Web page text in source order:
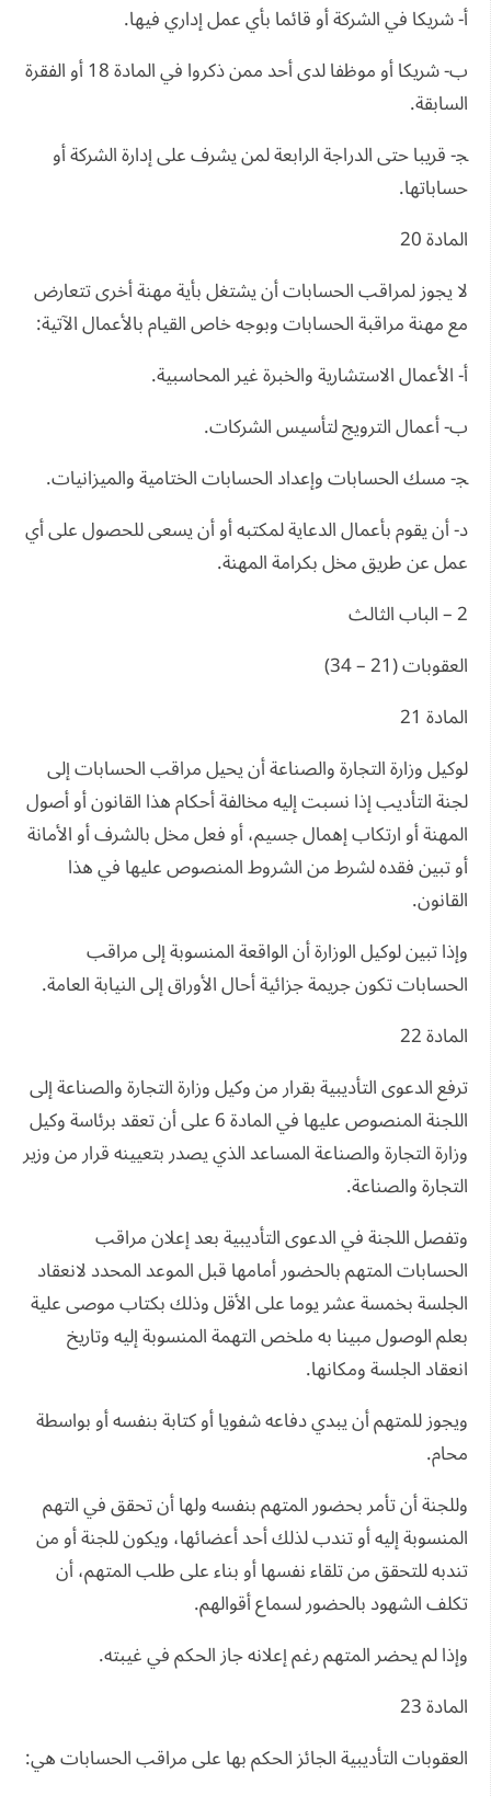
أ- شريكا في الشركة أو قائما بأي عمل إداري فيها.
ب- شريكا أو موظفا لدى أحد ممن ذكروا في المادة 18 أو الفقرة
السابقة.
ﺠ- قريبا حتى الدراجة الرابعة لمن يشرف على إدارة الشركة أو
حساباتها.
المادة 20
لا يجوز لمراقب الحسابات أن يشتغل بأية مهنة أخرى تتعارض
مع مهنة مراقبة الحسابات وبوجه خاص القيام بالأعمال الآتية:
أ- الأعمال الاستشارية والخبرة غير المحاسبية.
ب- أعمال الترويج لتأسيس الشركات.
ﺠ- مسك الحسابات وإعداد الحسابات الختامية والميزانيات.
د- أن يقوم بأعمال الدعاية لمكتبه أو أن يسعى للحصول على أي
عمل عن طريق مخل بكرامة المهنة.
2 – الباب الثالث
العقوبات (21 – 34)
المادة 21
لوكيل وزارة التجارة والصناعة أن يحيل مراقب الحسابات إلى
لجنة التأديب إذا نسبت إليه مخالفة أحكام هذا القانون أو أصول
المهنة أو ارتكاب إهمال جسيم، أو فعل مخل بالشرف أو الأمانة
أو تبين فقده لشرط من الشروط المنصوص عليها في هذا
القانون.
وإذا تبين لوكيل الوزارة أن الواقعة المنسوبة إلى مراقب
الحسابات تكون جريمة جزائية أحال الأوراق إلى النيابة العامة.
المادة 22
ترفع الدعوى التأديبية بقرار من وكيل وزارة التجارة والصناعة إلى
اللجنة المنصوص عليها في المادة 6 على أن تعقد برئاسة وكيل
وزارة التجارة والصناعة المساعد الذي يصدر بتعيينه قرار من وزير
التجارة والصناعة.
وتفصل اللجنة في الدعوى التأديبية بعد إعلان مراقب
الحسابات المتهم بالحضور أمامها قبل الموعد المحدد لانعقاد
الجلسة بخمسة عشر يوما على الأقل وذلك بكتاب موصى علية
بعلم الوصول مبينا به ملخص التهمة المنسوبة إليه وتاريخ
انعقاد الجلسة ومكانها.
ويجوز للمتهم أن يبدي دفاعه شفويا أو كتابة بنفسه أو بواسطة
محام.
وللجنة أن تأمر بحضور المتهم بنفسه ولها أن تحقق في التهم
المنسوبة إليه أو تندب لذلك أحد أعضائها، ويكون للجنة أو من
تندبه للتحقق من تلقاء نفسها أو بناء على طلب المتهم، أن
تكلف الشهود بالحضور لسماع أقوالهم.
وإذا لم يحضر المتهم رغم إعلانه جاز الحكم في غيبته.
المادة 23
العقوبات التأديبية الجائز الحكم بها على مراقب الحسابات هي: